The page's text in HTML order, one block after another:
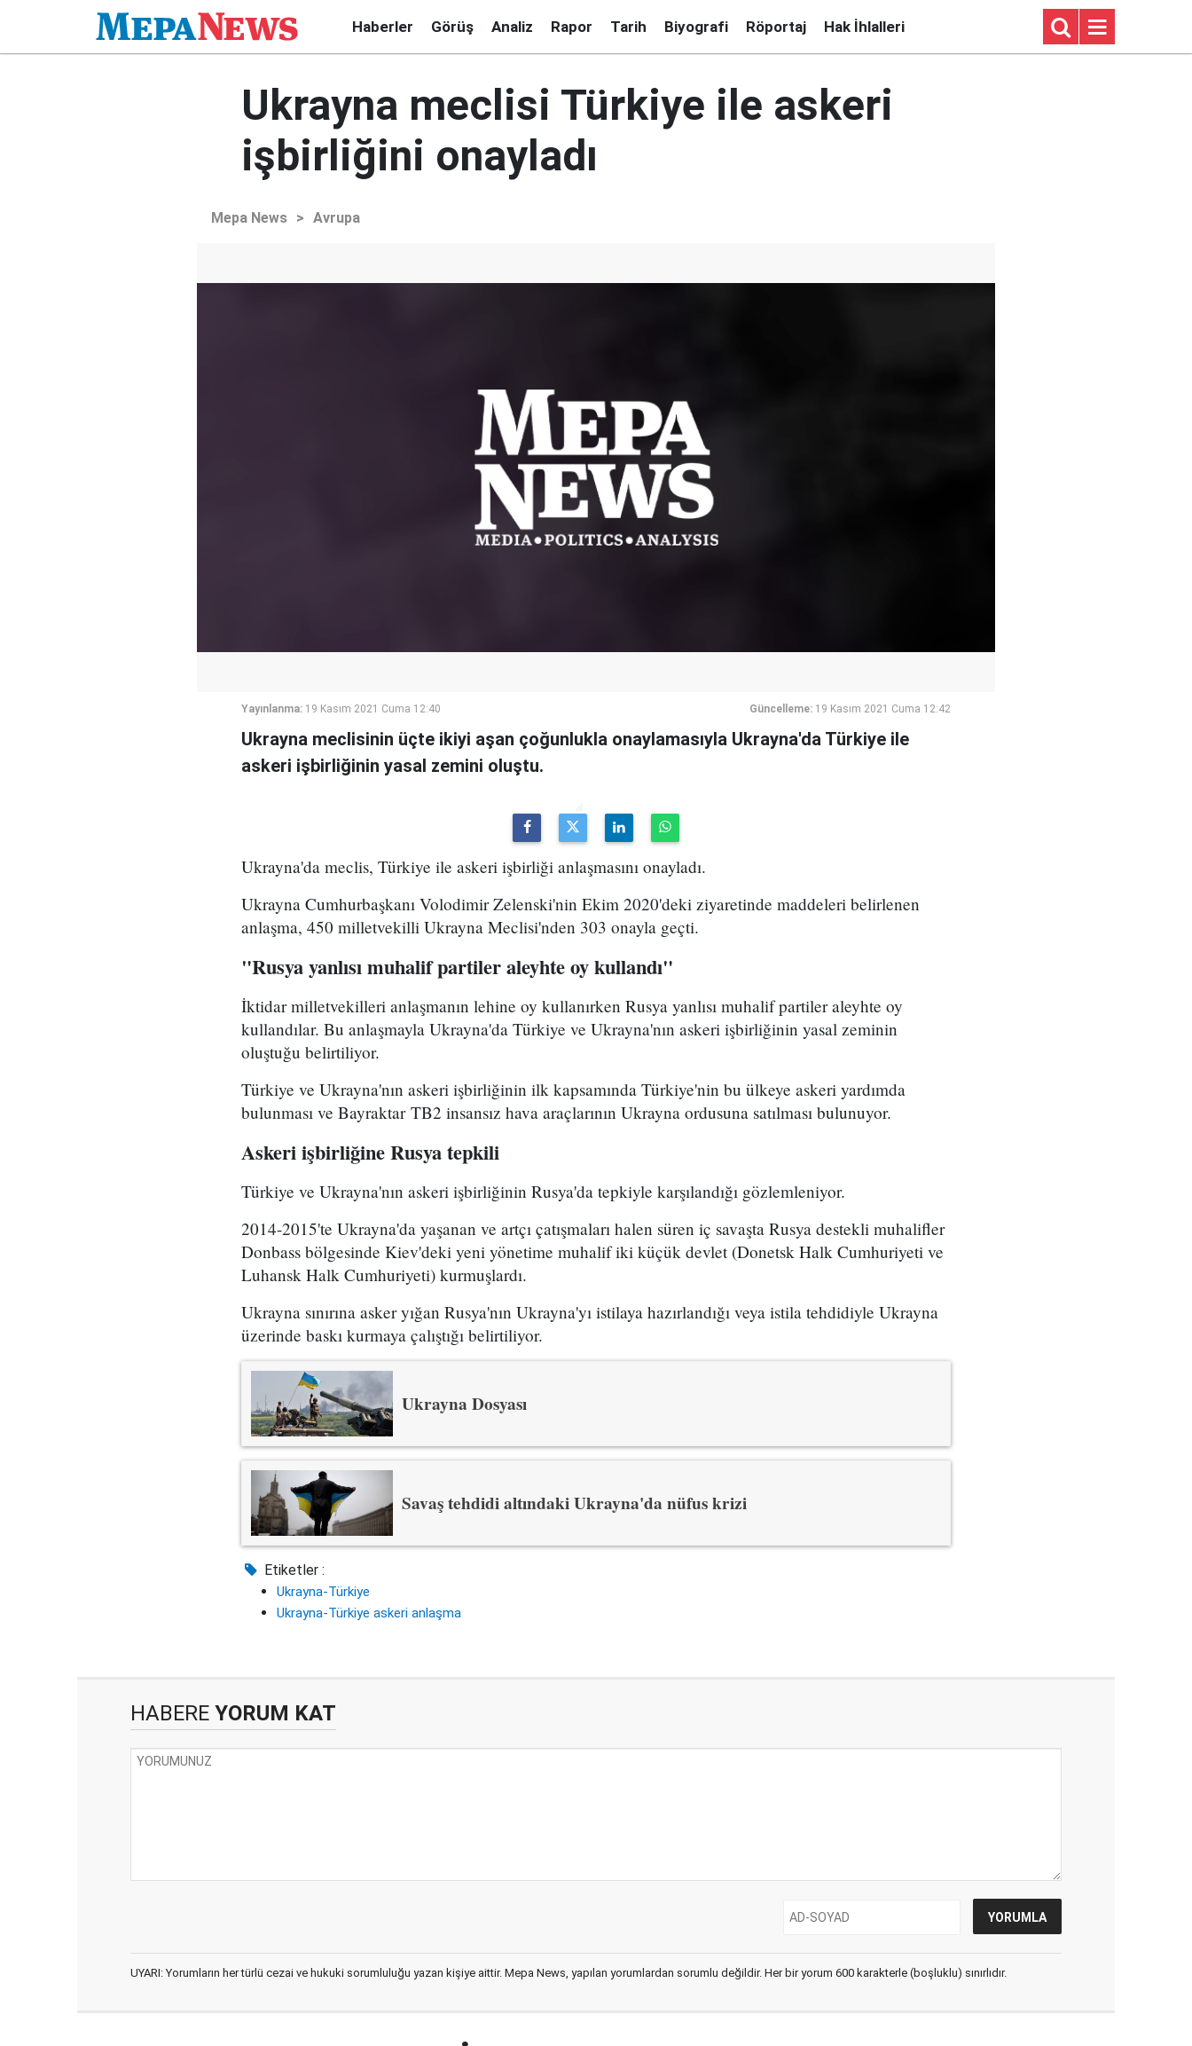
Haberler Görüş Analiz Rapor Tarih Biyografi Röportaj Hak İhlalleri
Ukrayna meclisi Türkiye ile askeri
işbirliğini onayladı
Mepa News > Avrupa
Yayınlanma: 19 Kasım 2021 Cuma 12:40 Güncelleme: 19 Kasım 2021 Cuma 12:42
Ukrayna meclisinin üçte ikiyi aşan çoğunlukla onaylamasıyla Ukrayna'da Türkiye ile
askeri işbirliğinin yasal zemini oluştu.
Ukrayna'da meclis, Türkiye ile askeri işbirliği anlaşmasını onayladı.
Ukrayna Cumhurbaşkanı Volodimir Zelenski'nin Ekim 2020'deki ziyaretinde maddeleri belirlenen
anlaşma, 450 milletvekilli Ukrayna Meclisi'nden 303 onayla geçti.
"Rusya yanlısı muhalif partiler aleyhte oy kullandı"
İktidar milletvekilleri anlaşmanın lehine oy kullanırken Rusya yanlısı muhalif partiler aleyhte oy
kullandılar. Bu anlaşmayla Ukrayna'da Türkiye ve Ukrayna'nın askeri işbirliğinin yasal zeminin
oluştuğu belirtiliyor.
Türkiye ve Ukrayna'nın askeri işbirliğinin ilk kapsamında Türkiye'nin bu ülkeye askeri yardımda
bulunması ve Bayraktar TB2 insansız hava araçlarının Ukrayna ordusuna satılması bulunuyor.
Askeri işbirliğine Rusya tepkili
Türkiye ve Ukrayna'nın askeri işbirliğinin Rusya'da tepkiyle karşılandığı gözlemleniyor.
2014-2015'te Ukrayna'da yaşanan ve artçı çatışmaları halen süren iç savaşta Rusya destekli muhalifler
Donbass bölgesinde Kiev'deki yeni yönetime muhalif iki küçük devlet (Donetsk Halk Cumhuriyeti ve
Luhansk Halk Cumhuriyeti) kurmuşlardı.
Ukrayna sınırına asker yığan Rusya'nın Ukrayna'yı istilaya hazırlandığı veya istila tehdidiyle Ukrayna
üzerinde baskı kurmaya çalıştığı belirtiliyor.
Ukrayna Dosyası
Savaş tehdidi altındaki Ukrayna'da nüfus krizi
Etiketler :
Ukrayna-Türkiye
Ukrayna-Türkiye askeri anlaşma
HABERE YORUM KAT
UYARI: Yorumların her türlü cezai ve hukuki sorumluluğu yazan kişiye aittir. Mepa News, yapılan yorumlardan sorumlu değildir. Her bir yorum 600 karakterle (boşluklu) sınırlıdır.